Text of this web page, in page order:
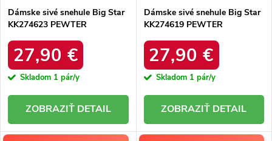
Dámske sivé snehule Big Star
KK274623 PEWTER
27,90 €
Skladom 1 pár/y
DETAIL
Dámske sivé snehule Big Star
KK274619 PEWTER
27,90 €
Skladom 1 pár/y
DETAIL